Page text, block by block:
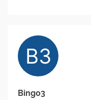
Bingo3